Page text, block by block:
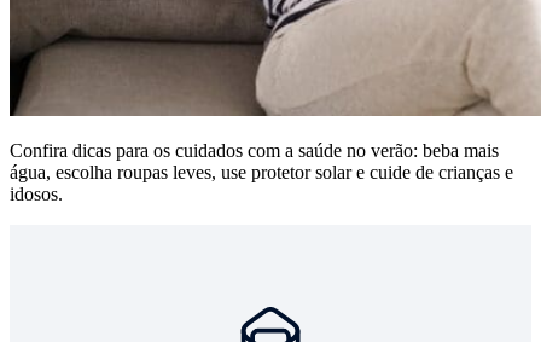
Confira dicas para os cuidados com a saúde no verão: beba mais
água, escolha roupas leves, use protetor solar e cuide de crianças e
idosos.